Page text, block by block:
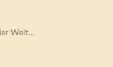
Welt…